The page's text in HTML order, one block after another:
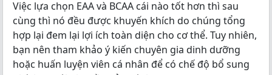
Việc lựa chọn EAA và BCAA cái nào tốt hơn thì sau
cùng thì nó đều được khuyến khích do chúng tổng
hợp lại đem lại lợi ích toàn diện cho cơ thể. Tuy nhiên,
bạn nên tham khảo ý kiến chuyên gia dinh dưỡng
hoặc huấn luyện viên cá nhân để có chế độ bổ sung